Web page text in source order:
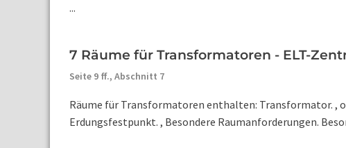
...
7 Räume für Transformatoren - ELT-
Seite 9 ff., Abschnitt 7
Räume für Transformatoren enthalten: Transformator. ,
Erdungsfestpunkt. , Besondere Raumanforderungen.